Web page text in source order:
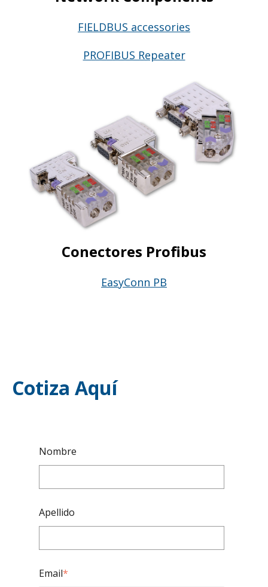
FIELDBUS accessories
PROFIBUS Repeater
Conectores Profibus
EasyConn PB
Cotiza Aquí
Nombre
Apellido
Email*